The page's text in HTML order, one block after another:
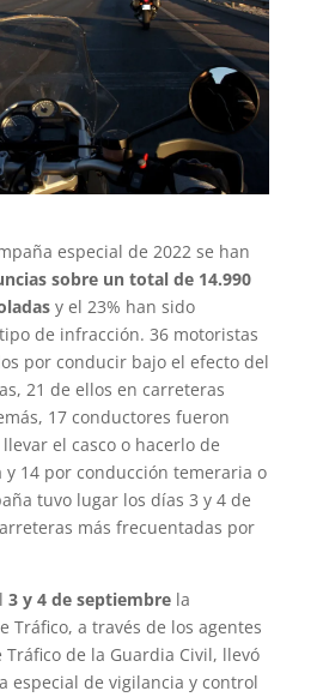
especial de 2022 se han
sobre un total de 14.990
y el 23% han sido
de infracción. 36 motoristas
por conducir bajo el efecto del
21 de ellos en carreteras
17 conductores fueron
el casco o hacerlo de
14 por conducción temeraria o
tuvo lugar los días 3 y 4 de
más frecuentadas por
3 y 4 de septiembrela
Tráfico, a través de los agentes
de la Guardia Civil, llevó
especial de vigilancia y control